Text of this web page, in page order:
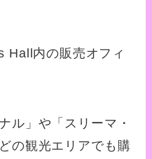
Hall内の販売オフィ
ル」や「スリーマ・
の観光エリアでも購